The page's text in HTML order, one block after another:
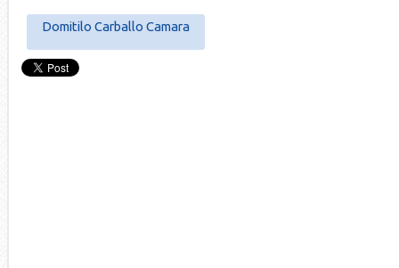
Domitilo Carballo Camara